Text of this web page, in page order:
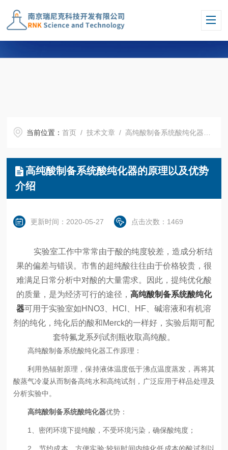
当前位置：首页 /技术文章 / 高纯酸制备系统酸纯化器的原理以及优势介绍
高纯酸制备系统酸纯化器的原理以及优势
介绍
更新时间：2020-05-27 点击次数：1469
实验室工作中常常由于酸的纯度较差，造成分析结
果的偏差与错误。市售的超纯酸往往由于价格较贵，很
难满足日常分析中对酸的大量需求。因此，提纯优化酸
的质量，是为经济可行的途径， 高纯酸制备系统酸纯化
器可用于实验室如HNO3、HCl、HF、碱溶液和有机溶
剂的纯化，纯化后的酸和Merck的一样好，实验后期可配
套特氟龙系列试剂瓶收取高纯酸。
高纯酸制备系统酸纯化器工作原理：
利用热辐射原理，保持液体温度低于沸点温度蒸发，再将其
酸蒸气冷凝从而制备高纯水和高纯试剂，广泛应用于样品处理及
分析实验中。
高纯酸制备系统酸纯化器优势：
1、密闭环境下提纯酸，不受环境污染，确保酸纯度；